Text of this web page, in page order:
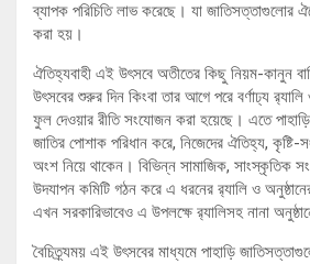
ব্যাপক পরিচিতি লাভ করেছে। যা জাতিসত্তাগুলোর
করা হয়।
ঐতিহ্যবাহী এই উৎসবে অতীতের কিছু নিয়ম-কানুন
উৎসবের শুরুর দিন কিংবা তার আগে পরে বর্ণাঢ্য
ফুল দেওয়ার রীতি সংযোজন করা হয়েছে। এতে
জাতির পোশাক পরিধান করে, নিজেদের ঐতিহ্য, কৃষ্টি-
অংশ নিয়ে থাকেন। বিভিন্ন সামাজিক, সাংস্কৃতিক
উদযাপন কমিটি গঠন করে এ ধরনের র‌্যালি ও
এখন সরকারিভাবেও এ উপলক্ষে র‌্যালিসহ নানা
বৈচিত্র্যময় এই উৎসবের মাধ্যমে পাহাড়ি